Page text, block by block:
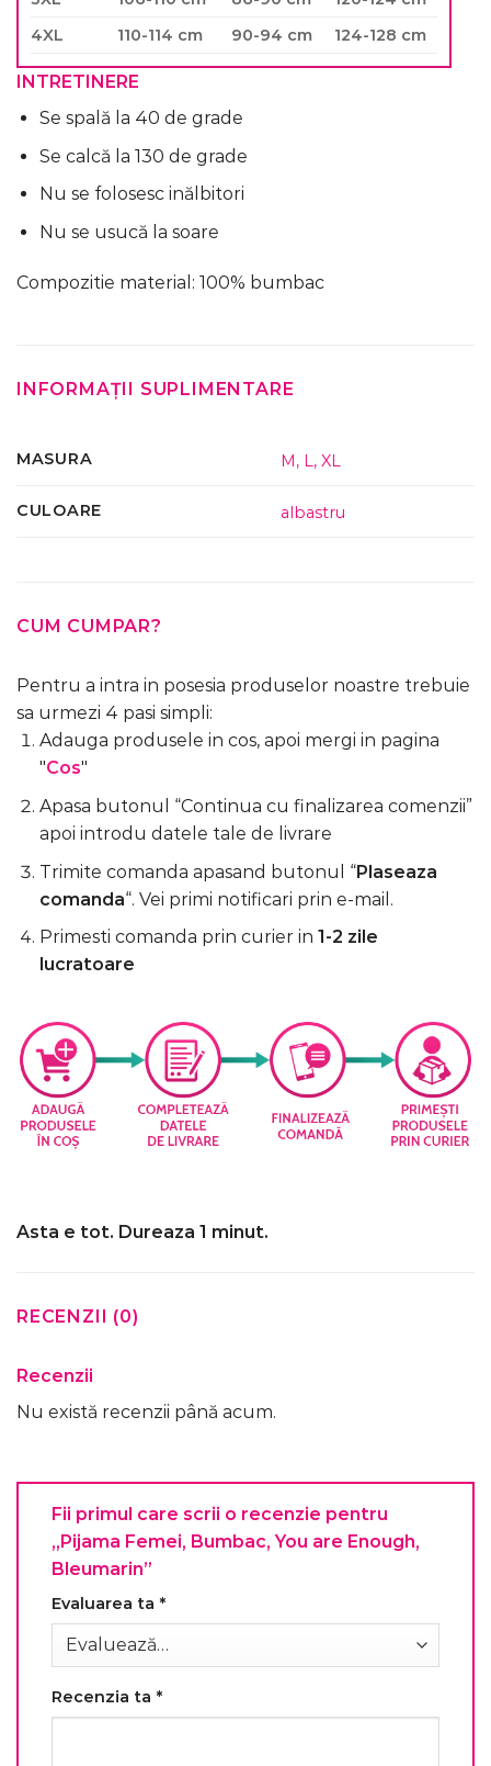
4XL
110-114 cm 90-94 cm 124-128 cm
INTRETINERE
Se spală la 40 de grade
Se calcă la 130 de grade
Nu se folosesc inălbitori
Nu se usucă la soare
Compozitie material: 100% bumbac
INFORMAȚII SUPLIMENTARE
MASURA M, L ,XL
CULOARE albastru
CUM CUMPAR?
Pentru a intra in posesia produselor noastre trebuie
sa urmezi 4 pasi simpli:
Adauga produsele in cos, apoi mergi in pagina
"Cos"
Apasa butonul “Continua cu finalizarea comenzii”
apoi introdu datele tale de livrare
Trimite comanda apasand butonul “Plaseaza
comanda“. Vei primi notificari prin e-mail.
Primesti comanda prin curier in 1-2 zile
lucratoare
Asta e tot. Dureaza 1 minut.
RECENZII (0)
Recenzii
Nu există recenzii până acum.
Fii primul care scrii o recenzie pentru
„Pijama Femei, Bumbac, You are Enough,
Bleumarin”
Evaluarea ta *
Recenzia ta *